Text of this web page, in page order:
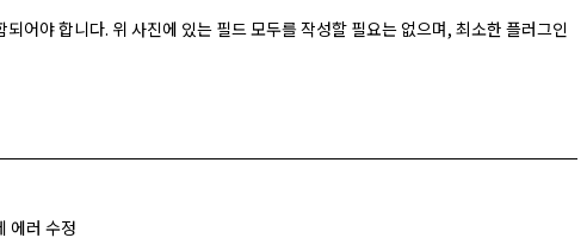
야 합니다. 위 사진에 있는 필드 모두를 작성할 필요는 없으며, 최소한 플러그인
러 수정